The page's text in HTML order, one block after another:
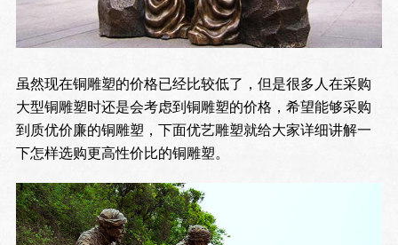
虽然现在铜雕塑的价格已经比较低了，但是很多人在采购
大型铜雕塑时还是会考虑到铜雕塑的价格，希望能够采购
到质优价廉的铜雕塑，下面优艺雕塑就给大家详细讲解一
下怎样选购更高性价比的铜雕塑。